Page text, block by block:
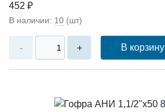
452 ₽
В наличии: 10 (шт)
- + В корзину